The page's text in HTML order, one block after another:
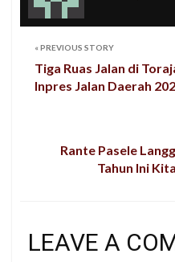
« PREVIOUS STORY
Tiga Ruas Jalan di
Inpres Jalan Daerah
Rante Pasele
Tahun Ini
LEAVE A